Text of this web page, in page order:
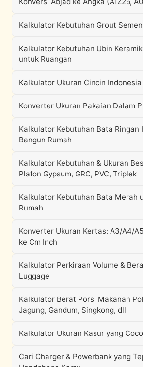
Kalkulator Kebutuhan Grout
Kalkulator Kebutuhan Ubin
untuk Ruangan
Kalkulator Ukuran Cincin Indonesia
Konverter Ukuran Pakaian Dalam
Kalkulator Kebutuhan Bata Ringan
Bangun Rumah
Kalkulator Kebutuhan & Ukuran
Plafon Gypsum, GRC, PVC, Triplek
Kalkulator Kebutuhan Bata Merah
Rumah
Konverter Ukuran Kertas: A3/A4/
ke Cm Inch
Kalkulator Perkiraan Volume &
Luggage
Kalkulator Berat Porsi Makanan
Jagung, Gandum, Singkong, dll
Kalkulator Ukuran Kasur yang
Cari Charger & Powerbank yang